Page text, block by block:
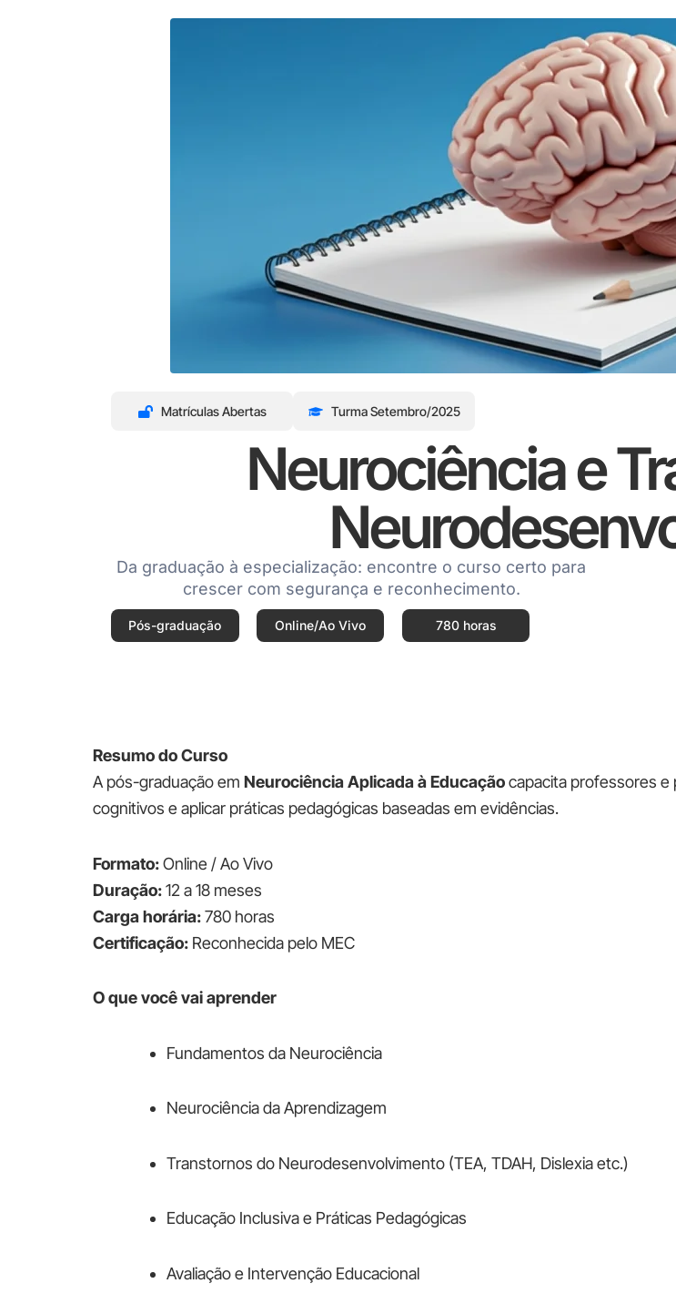
Matrículas Abertas Turma Setembro/2025
Neurociência e
Da graduação à especialização: encontre o curso certo para
crescer com segurança e reconhecimento.
Pós-graduação Online/Ao Vivo 780 horas
Resumo do Curso
A pós-graduação em Neurociência Aplicada à Educaçãocapacita professores e
cognitivos e aplicar práticas pedagógicas baseadas em evidências.
Formato:Online / Ao Vivo
Duração:12 a 18 meses
Carga horária:780 horas
Certificação: Reconhecida pelo MEC
O que você vai aprender
Fundamentos da Neurociência
Neurociência da Aprendizagem
Transtornos do Neurodesenvolvimento (TEA, TDAH, Dislexia etc.)
Educação Inclusiva e Práticas Pedagógicas
Avaliação e Intervenção Educacional